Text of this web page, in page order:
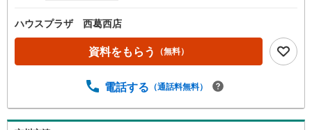
ハウスプラザ 西葛西店
資料をもらう （無料）
電話する （通話料無料）